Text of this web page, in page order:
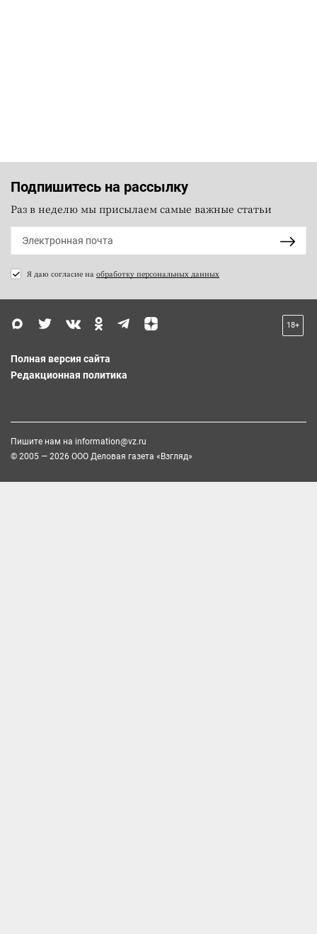
Подпишитесь на рассылку
Раз в неделю мы присылаем самые важные статьи
Я даю согласие на обработку персональных данных
18+
Полная версия сайта
Редакционная политика
Пишите нам на information@vz.ru
© 2005 — 2026 ООО Деловая газета «Взгляд»